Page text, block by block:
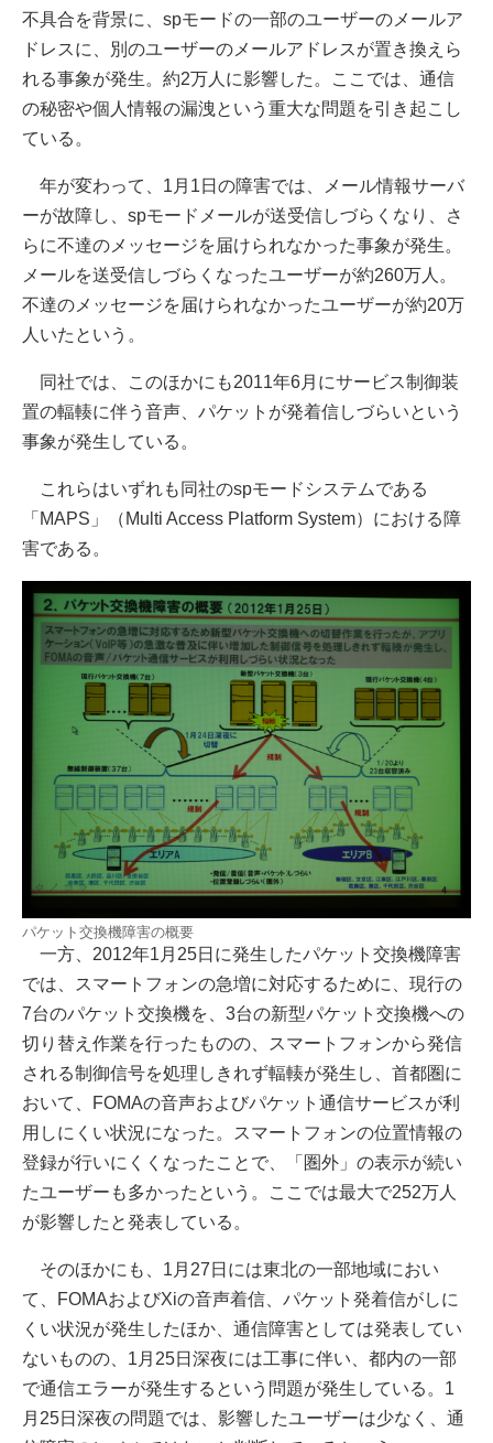
不具合を背景に、spモードの一部のユーザーのメールア
ドレスに、別のユーザーのメールアドレスが置き換えら
れる事象が発生。約2万人に影響した。ここでは、通信
の秘密や個人情報の漏洩という重大な問題を引き起こし
ている。
年が変わって、1月1日の障害では、メール情報サーバ
ーが故障し、spモードメールが送受信しづらくなり、さ
らに不達のメッセージを届けられなかった事象が発生。
メールを送受信しづらくなったユーザーが約260万人。
不達のメッセージを届けられなかったユーザーが約20万
人いたという。
同社では、このほかにも2011年6月にサービス制御装
置の輻輳に伴う音声、パケットが発着信しづらいという
事象が発生している。
これらはいずれも同社のspモードシステムである
「MAPS」（Multi Access Platform System）における障
害である。
パケット交換機障害の概要
一方、2012年1月25日に発生したパケット交換機障害
では、スマートフォンの急増に対応するために、現行の
7台のパケット交換機を、3台の新型パケット交換機への
切り替え作業を行ったものの、スマートフォンから発信
される制御信号を処理しきれず輻輳が発生し、首都圏に
おいて、FOMAの音声およびパケット通信サービスが利
用しにくい状況になった。スマートフォンの位置情報の
登録が行いにくくなったことで、「圏外」の表示が続い
たユーザーも多かったという。ここでは最大で252万人
が影響したと発表している。
そのほかにも、1月27日には東北の一部地域におい
て、FOMAおよびXiの音声着信、パケット発着信がしに
くい状況が発生したほか、通信障害としては発表してい
ないものの、1月25日深夜には工事に伴い、都内の一部
で通信エラーが発生するという問題が発生している。1
月25日深夜の問題では、影響したユーザーは少なく、通